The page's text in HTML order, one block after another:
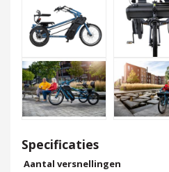
Specificaties
Aantal versnellingen